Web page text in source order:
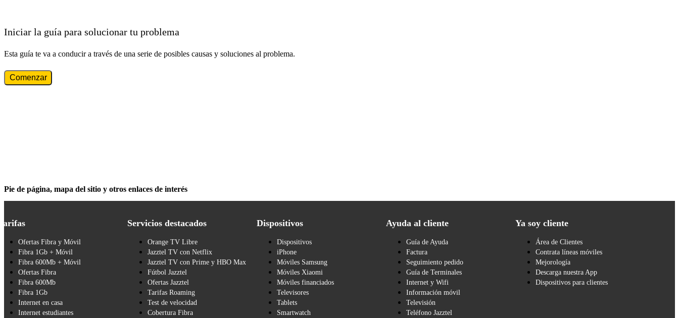
Iniciar la guía para solucionar tu problema
Esta guía te va a conducir a través de una serie de posibles causas y soluciones al problema.
Comenzar
Pie de página, mapa del sitio y otros enlaces de interés
Ofertas Fibra y Móvil
Fibra 1Gb + Móvil
Fibra 600Mb + Móvil
Ofertas Fibra
Fibra 600Mb
Fibra 1Gb
Internet en casa
Internet estudiantes
Servicios destacados
Orange TV Libre
Jazztel TV con Netflix
Jazztel TV con Prime y HBO Max
Fútbol Jazztel
Ofertas Jazztel
Tarifas Roaming
Test de velocidad
Cobertura Fibra
Dispositivos
Dispositivos
iPhone
Móviles Samsung
Móviles Xiaomi
Móviles financiados
Televisores
Tablets
Smartwatch
Ayuda al cliente
Guía de Ayuda
Factura
Seguimiento pedido
Guía de Terminales
Internet y Wifi
Información móvil
Televisión
Teléfono Jazztel
Ya soy cliente
Área de Clientes
Contrata líneas móviles
Mejorología
Descarga nuestra App
Dispositivos para clientes